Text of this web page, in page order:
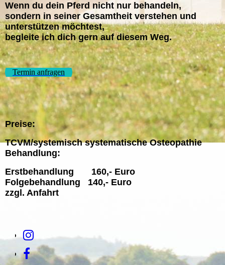
Wenn du dein Pferd nicht nur behandeln,
sondern in seiner Gesamtheit verstehen und
unterstützen möchtest,
begleite ich dich gern auf diesem Weg.
Termin anfragen
Preise:
TCVM/systemisch systematische Osteopathie
Behandlung:
Erstbehandlung 160,- Euro
Folgebehandlung 140,- Euro
zzgl. Anfahrt